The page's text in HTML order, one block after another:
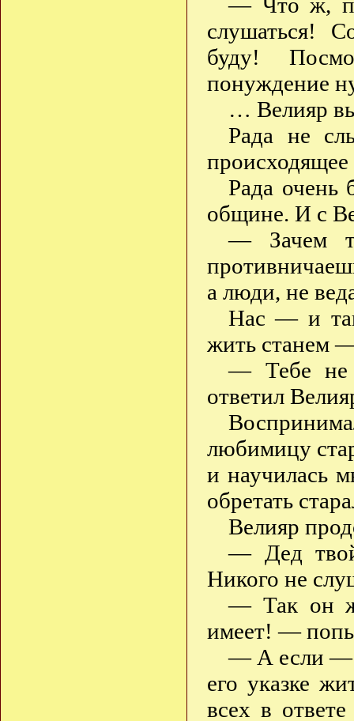
слушаться!
буду!
понуждение
… Велияр
Рада не
происходящее
Рада очень
общине. И с
— Зачем
а люди, не
Нас — и
жить станем
— Тебе не
ответил
любимицу
и научилась
обретать
Велияр
— Дед
Никого не
— Так он
имеет! —
— А если —
его указке
всех в